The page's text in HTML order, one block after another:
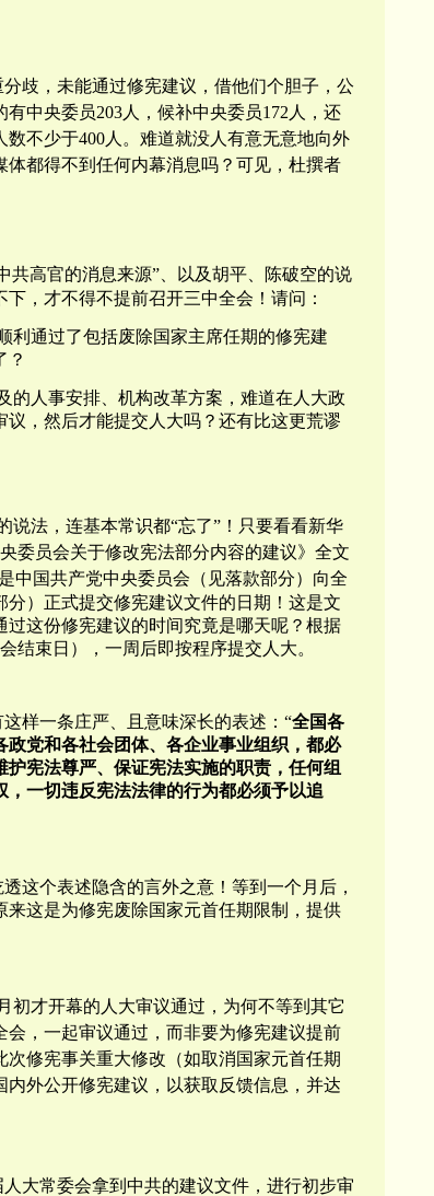
歧，未能通过修宪建议，借他们个胆子，公
有中央委员203人，候补中央委员172 人，还
数不少于400人。难道就没人有意无意地向外
都得不到任何内幕消息吗？可见，杜撰者
共高官的消息来源”、以及胡平、陈破空的说
，才不得不提前召开三中全会！ 请问：
利通过了包括废除国家主席任期的修宪建
？
的人事安排、机构改革方案，难道在人大政
，然后才能提交人大吗？ 还有比这更荒谬
说法，连基本常识都“忘了”！只要看看新华
委员会关于修改宪法部分内容的建议》全文
中国共产党中央委员会（见落款部分）向全
）正式提交修宪建议文件的日期！这是文
这份修宪建议的时间究竟是哪天呢？根据
结束日），一周后即按程序提交人大。
样一条庄严、且意味深长的表述：“全国各
党和各社会团体、各企业事业组织，都必
宪法尊严、保证宪法实施的职责，任何组
一切违反宪法法律的行为都必须予以追
这个表述隐含的言外之意！等到一个月后，
这是为修宪废除国家元首任期限制，提供
初才开幕的人大审议通过，为何不等到其它
，一起审议通过，而非要为修宪建议提前
修宪事关重大修改（如取消国家元首任期
外公开修宪建议，以获取反馈信息，并达
人大常委会拿到中共的建议文件，进行初步审